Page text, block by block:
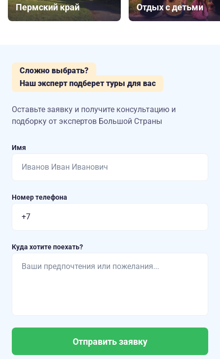
Пермский край Отдых с детьми
Сложно выбрать?
Наш эксперт подберет туры для вас
Оставьте заявку и получите консультацию и
подборку от экспертов Большой Страны
Имя
Номер телефона
Куда хотите поехать?
Отправить заявку